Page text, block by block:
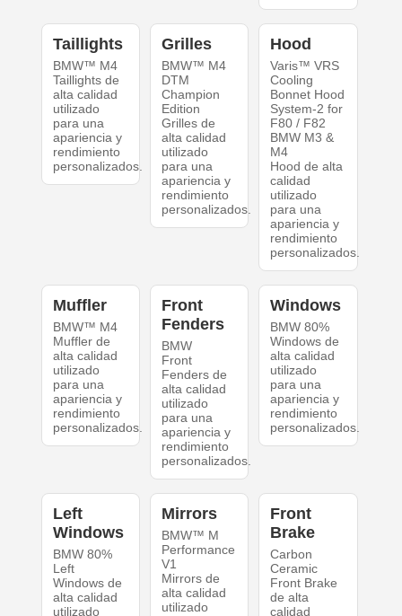
Taillights
BMW™ M4
Taillights de
alta calidad
utilizado
para una
apariencia y
rendimiento
personalizados.
Grilles
BMW™ M4
DTM
Champion
Edition
Grilles de
alta calidad
utilizado
para una
apariencia y
rendimiento
personalizados.
Hood
Varis™ VRS
Cooling
Bonnet Hood
System-2 for
F80 / F82
BMW M3 &
M4
Hood de alta
calidad
utilizado
para una
apariencia y
rendimiento
personalizados.
Muffler
BMW™ M4
Muffler de
alta calidad
utilizado
para una
apariencia y
rendimiento
personalizados.
Front
Fenders
BMW
Front
Fenders de
alta calidad
utilizado
para una
apariencia y
rendimiento
personalizados.
Windows
BMW 80%
Windows de
alta calidad
utilizado
para una
apariencia y
rendimiento
personalizados.
Left
Windows
BMW 80%
Left
Windows de
alta calidad
utilizado
Mirrors
BMW™ M
Performance
V1
Mirrors de
alta calidad
utilizado
Front
Brake
Carbon
Ceramic
Front Brake
de alta
calidad